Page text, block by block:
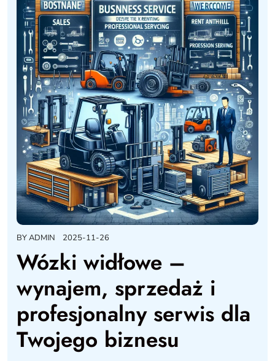
BYADMIN 2025-11-26
Wózki widłowe –
wynajem, sprzedaż i
profesjonalny serwis dla
Twojego biznesu